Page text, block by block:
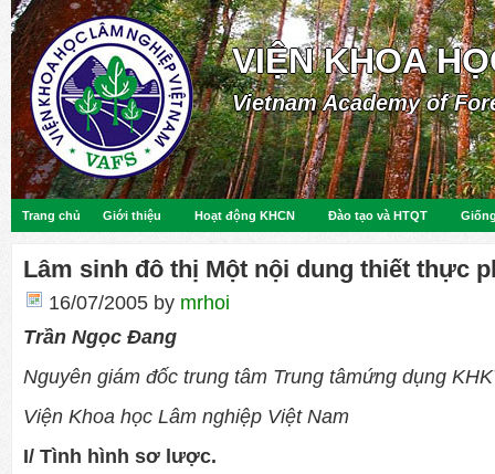
VIỆN KHOA
Vietnam Academy of
Trang chủ Giới thiệu Hoạt động KHCN Đào tạo và HTQT
Lâm sinh đô thị Một nội dung thiết thực
16/07/2005 by mrhoi
Trần Ngọc Đang
Nguyên giám đốc trung tâm Trung tâmứng dụng
Viện Khoa học Lâm nghiệp Việt Nam
I/ Tình hình sơ lược.